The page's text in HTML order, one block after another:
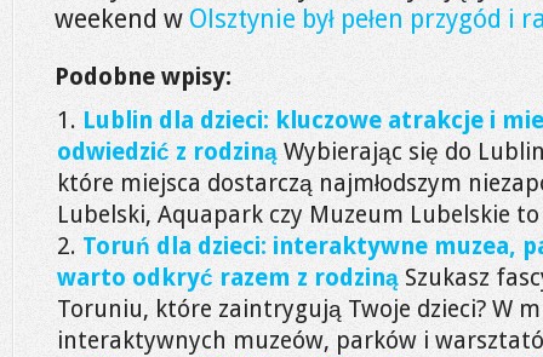
weekend w Olsztynie był pełen przygód i
Podobne wpisy:
Lublin dla dzieci: kluczowe atrakcje i
odwiedzić z rodziną Wybierając się do
które miejsca dostarczą najmłodszym
Lubelski, Aquapark czy Muzeum Lubelskie
Toruń dla dzieci: interaktywne muzea,
warto odkryć razem z rodziną Szukasz
Toruniu, które zaintrygują Twoje dzieci? W
interaktywnych muzeów, parków i